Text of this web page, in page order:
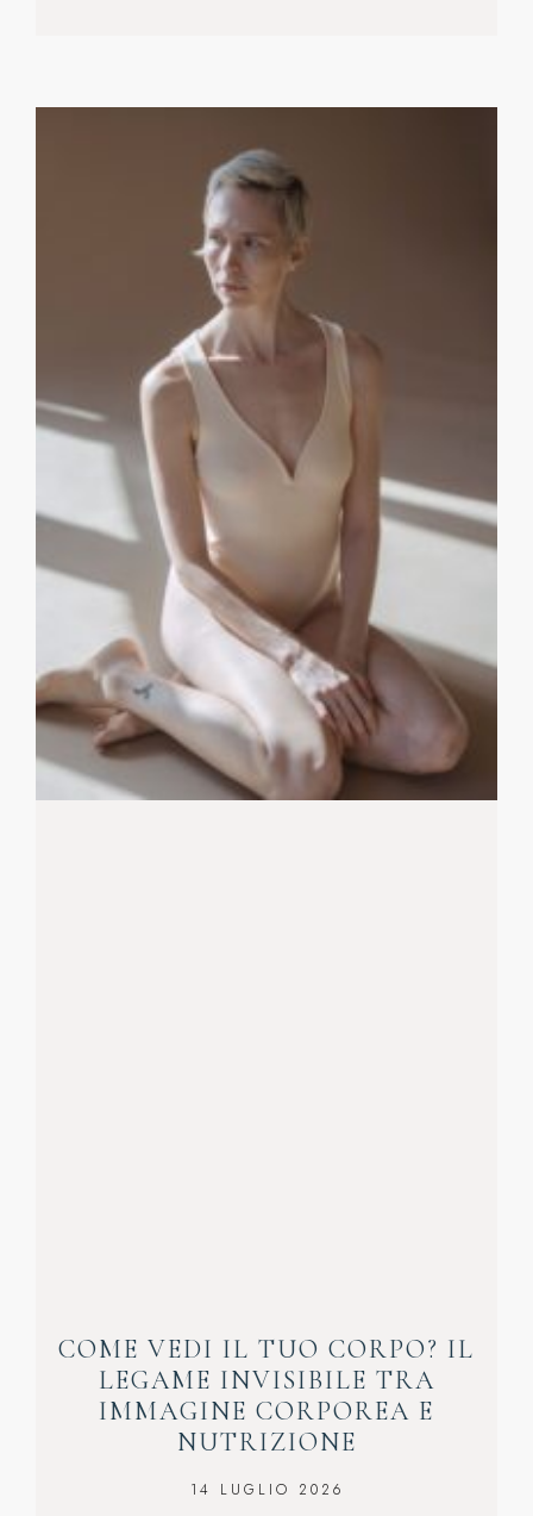
COME VEDI IL TUO CORPO? IL
LEGAME INVISIBILE TRA
IMMAGINE CORPOREA E
NUTRIZIONE
14 LUGLIO 2026